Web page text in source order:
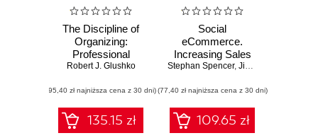
The Discipline of
Organizing:
Professional
Edition
Robert J. Glushko
(95,40 zł najniższa cena z 30 dni)
135.15 zł
Social
eCommerce.
Increasing Sales
and Extending
Stephan Spencer, Jimmy Harding
(77,40 zł najniższa cena z 30 dni)
109.65 zł